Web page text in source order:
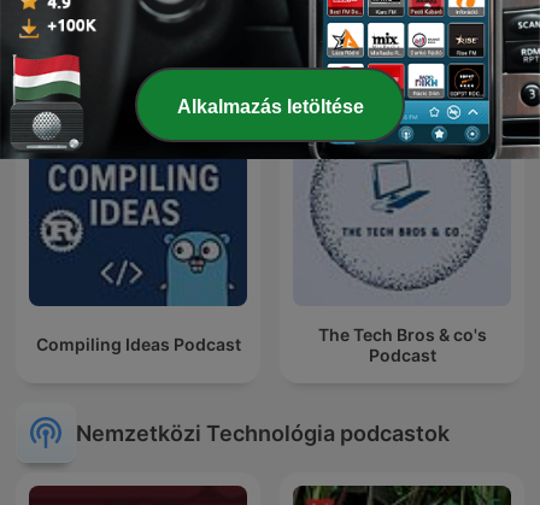
Élőben a városból 2.0 Radio@Radio
Compiling Ideas Podcast
The Tech Bros & co's
Podcast
Nemzetközi Technológia podcastok
Alkalmazás letöltése